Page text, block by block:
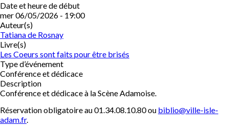
Date et heure de début
mer 06/05/2026 - 19:00
Auteur(s)
Tatiana de Rosnay
Livre(s)
Les Coeurs sont faits pour être brisés
Type d’événement
Conférence et dédicace
Description
Conférence et dédicace à la Scène Adamoise.
Réservation obligatoire au 01.34.08.10.80 ou biblio@ville-isle-
adam.fr.